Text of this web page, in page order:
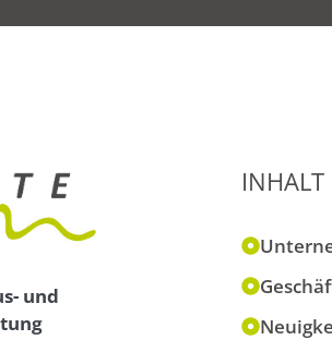
und
INHALT